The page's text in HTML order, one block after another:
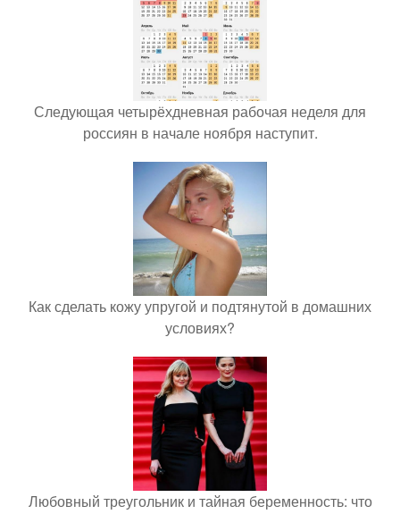
Следующая четырёхдневная рабочая неделя для
россиян в начале ноября наступит.
Как сделать кожу упругой и подтянутой в домашних
условиях?
Любовный треугольник и тайная беременность: что